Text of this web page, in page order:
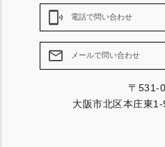
phonelink_ring 電話で問い合わせ
mail_outline メールで問い合わせ
〒531-
大阪市北区本庄東